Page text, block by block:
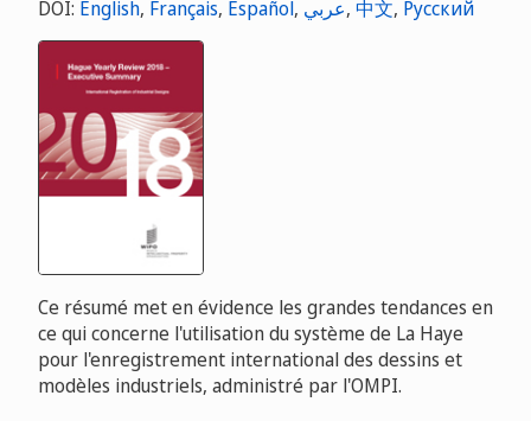
DOI: English, Français, Español, عربي, 中文, Русский
Ce résumé met en évidence les grandes tendances en
ce qui concerne l'utilisation du système de La Haye
pour l'enregistrement international des dessins et
modèles industriels, administré par l'OMPI.